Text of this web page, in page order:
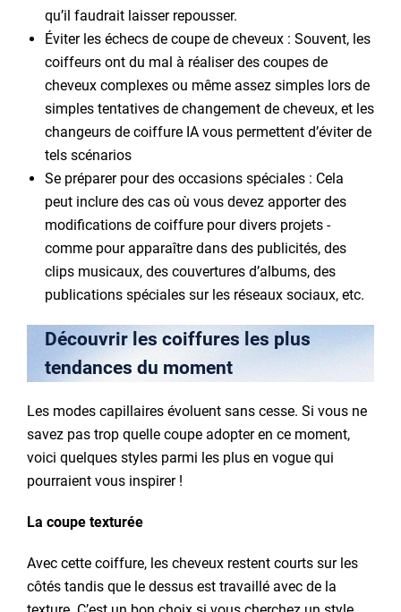
qu’il faudrait laisser repousser.
Éviter les échecs de coupe de cheveux : Souvent, les
coiffeurs ont du mal à réaliser des coupes de
cheveux complexes ou même assez simples lors de
simples tentatives de changement de cheveux, et les
changeurs de coiffure IA vous permettent d’éviter de
tels scénarios
Se préparer pour des occasions spéciales : Cela
peut inclure des cas où vous devez apporter des
modifications de coiffure pour divers projets -
comme pour apparaître dans des publicités, des
clips musicaux, des couvertures d’albums, des
publications spéciales sur les réseaux sociaux, etc.
Découvrir les coiffures les plus
tendances du moment
Les modes capillaires évoluent sans cesse. Si vous ne
savez pas trop quelle coupe adopter en ce moment,
voici quelques styles parmi les plus en vogue qui
pourraient vous inspirer !
La coupe texturée
Avec cette coiffure, les cheveux restent courts sur les
côtés tandis que le dessus est travaillé avec de la